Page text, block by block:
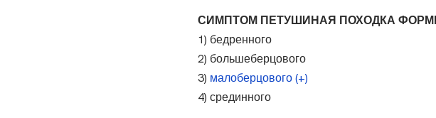
СИМПТОМ ПЕТУШИНАЯ ПОХОДКА
1) бедренного
2) большеберцового
3) малоберцового (+)
4) срединного